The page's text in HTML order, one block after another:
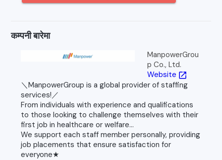
कम्पनी बारेमा
ManpowerGrou
p Co., Ltd.
Website open_in_new
＼ManpowerGroup is a global provider of staffing
services!／
From individuals with experience and qualifications
to those looking to challenge themselves with their
first job in healthcare or welfare...
We support each staff member personally, providing
job placements that ensure satisfaction for
everyone★